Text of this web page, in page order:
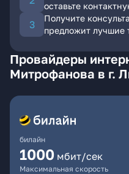
оставьте
Получите
предложит лучшие
Провайдеры
Митрофанова в г.
билайн
1000 мбит/сек
Максимальная скорость